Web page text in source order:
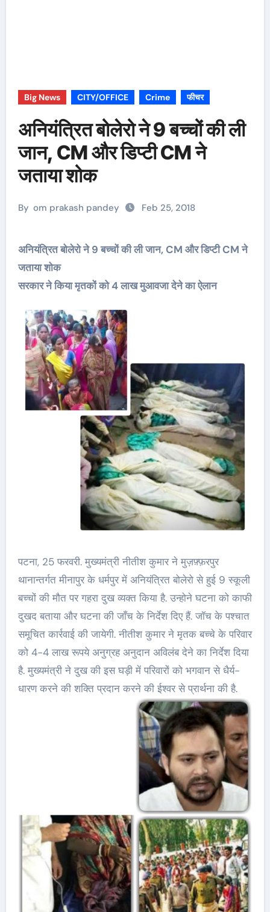
Big News CITY/OFFICE Crime फीचर
अनियंत्रित बोलेरो ने 9 बच्चों की ली
जान, CM और डिप्टी CM ने
जताया शोक
By om prakash pandey Feb 25, 2018
अनियंत्रित बोलेरो ने 9 बच्चों की ली जान, CM और डिप्टी CM ने
जताया शोक
सरकार ने किया मृतकों को 4 लाख मुआवजा देने का ऐलान
पटना, 25 फरवरी. मुख्यमंत्री नीतीश कुमार ने मुज़फ़्फ़रपुर
थानान्तर्गत मीनापुर के धर्मपुर में अनियंत्रित बोलेरो से हुई 9 स्कूली
बच्चों की मौत पर गहरा दुख व्यक्त किया है. उन्होने घटना को काफी
दुखद बताया और घटना की जाँच के निर्देश दिए हैं. जॉच के पश्चात
समूचित कार्रवाई की जायेगी. नीतीश कुमार ने मृतक बच्चे के परिवार
को 4-4 लाख रूपये अनुग्रह अनुदान अविलंब देने का निर्देश दिया
है. मुख्यमंत्री ने दुख की इस घड़ी में परिवारों को भगवान से धैर्य-
धारण करने की शक्ति प्रदान करने की ईश्वर से प्रार्थना की है.